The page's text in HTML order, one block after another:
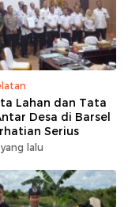
Lahan dan Tata
Desa di Barsel
Serius
lalu